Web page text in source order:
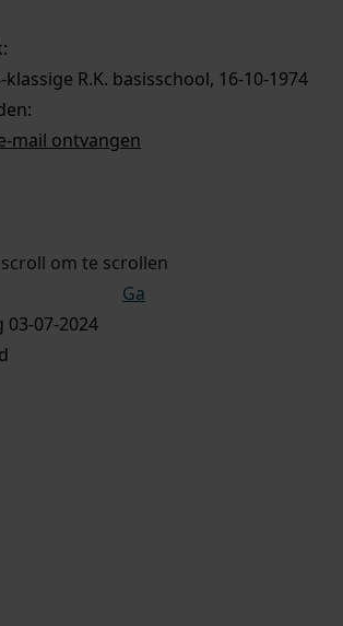
R.K. basisschool, 16-10-1974
mail ontvangen
scroll om te scrollen
Ga
07-2024